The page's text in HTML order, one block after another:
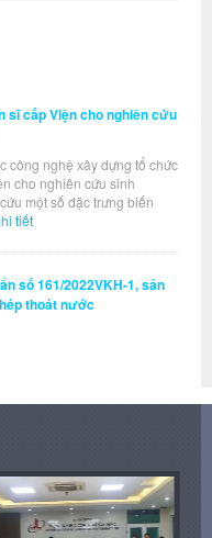
sĩ cấp Viện cho nghiên cứu
công nghệ xây dựng tổ chức
cho nghiên cứu sinh
một số đặc trưng biến
tiết
số 161/2022VKH-1, sản
thoát nước